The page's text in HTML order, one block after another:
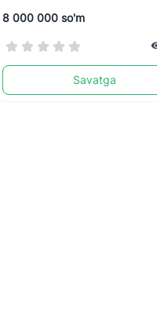
8 000 000 so'm
Savatga